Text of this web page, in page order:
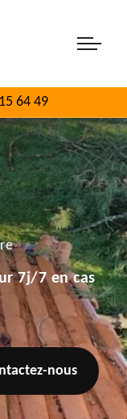
64 49
7j/7 en cas
nous